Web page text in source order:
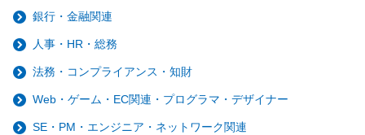
銀行・金融関連
人事・HR・総務
法務・コンプライアンス・知財
Web・ゲーム・EC関連・プログラマ・デザイナー
SE・PM・エンジニア・ネットワーク関連